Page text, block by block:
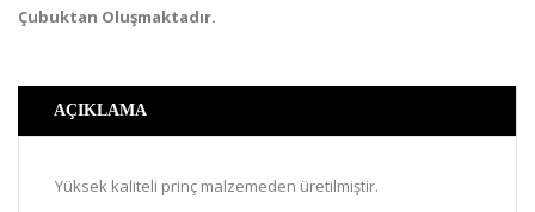
Çubuktan Oluşmaktadır.
AÇIKLAMA
Yüksek kaliteli prinç malzemeden üretilmiştir.